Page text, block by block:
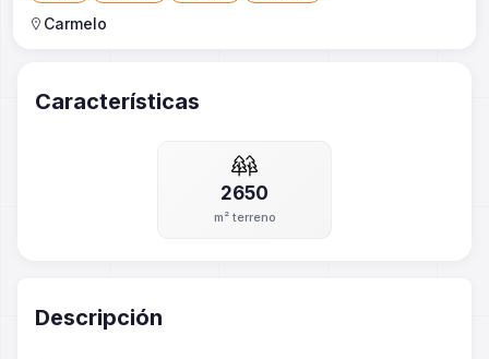
Carmelo
Características
2650
m² terreno
Descripción